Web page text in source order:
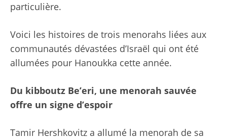
particulière.
Voici les histoires de trois menorahs liées aux
communautés dévastées d’Israël qui ont été
allumées pour Hanoukka cette année.
Du kibboutz Be’eri, une menorah sauvée
offre un signe d’espoir
Tamir Hershkovitz a allumé la menorah de sa